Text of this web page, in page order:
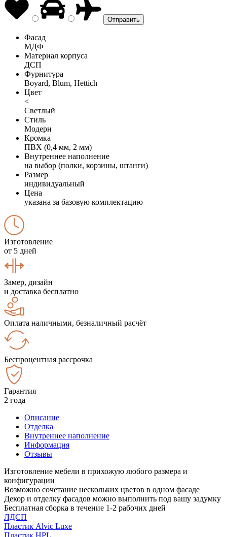
Фасад
МДФ
Материал корпуса
ДСП
Фурнитура
Boyard, Blum, Hettich
Цвет
<
Светлый
Стиль
Модерн
Кромка
ПВХ (0,4 мм, 2 мм)
Внутреннее наполнение
на выбор (полки, корзины, штанги)
Размер
индивидуальный
Цена
указана за базовую комплектацию
Изготовление
от 5 дней
Замер, дизайн
и доставка бесплатно
Оплата наличными, безналичный расчёт
Беспроцентная рассрочка
Гарантия
2 года
Описание
Отделка
Внутреннее наполнение
Информация
Отзывы
Изготовление мебели в прихожую любого размера и
конфигурации
Возможно сочетание нескольких цветов в одном фасаде
Декор и отделку фасадов можно выполнить под вашу задумку
Бесплатная сборка в течение 1-2 рабочих дней
ЛДСП
Пластик Alvic Luxe
Пластик HPL